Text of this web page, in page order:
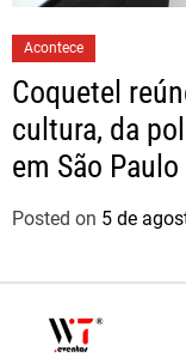
Acontece
Coquetel
cultura, da
em São Paulo
Posted on 5 de